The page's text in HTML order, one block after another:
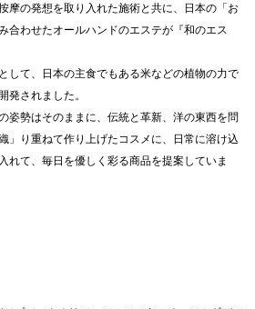
摩の発想を取り入れた施術と共に、日本の「お
合わせたオールハンドのエステが『和のエス
して、日本の主食でもある米などの植物の力で
発されました。
姿勢はそのままに、伝統と革新、洋の東西を問
」り重ねて作り上げたコスメに、日常に溶け込
れて、毎日を優しく彩る商品を提案していま